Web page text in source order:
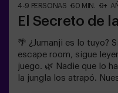
4-9 PERSONAS 60 MIN. 9+
El Secreto de
🌴 ¿Jumanji es lo tuyo?
escape room, sigue
juego. 🌿 Nadie que lo
la jungla los atrapó.